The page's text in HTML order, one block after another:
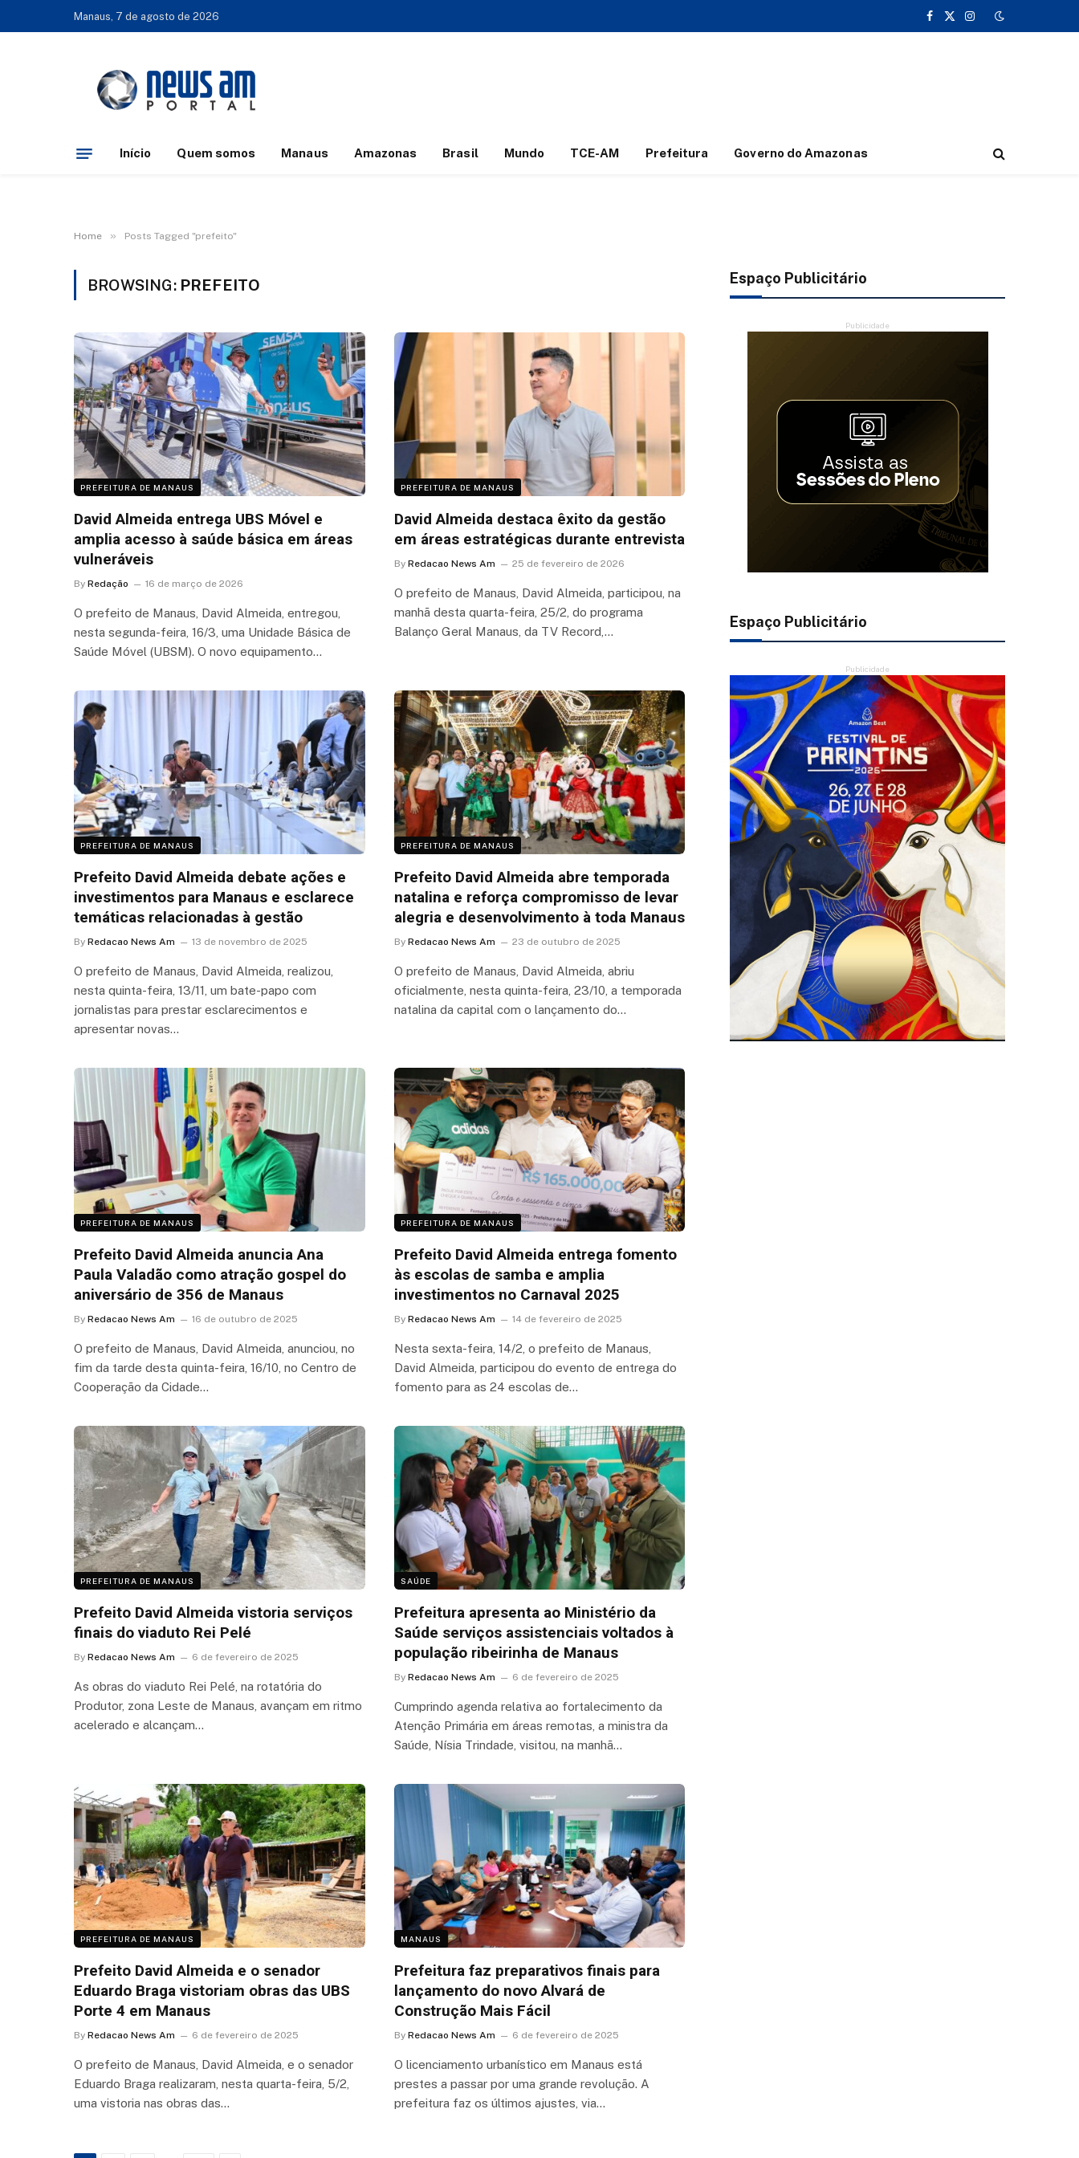
Manaus, 7 de agosto de 2026
Facebook
X
Instagram
Início Quem somos Manaus Amazonas Brasil Mundo TCE-AM Prefeitura Governo do Amazonas
Home » Posts Tagged "prefeito"
BROWSING: PREFEITO
PREFEITURA DE MANAUS
David Almeida entrega UBS Móvel e
amplia acesso à saúde básica em áreas
vulneráveis
By Redação 16 de março de 2026
O prefeito de Manaus, David Almeida, entregou,
nesta segunda-feira, 16/3, uma Unidade Básica de
Saúde Móvel (UBSM). O novo equipamento…
PREFEITURA DE MANAUS
David Almeida destaca êxito da gestão
em áreas estratégicas durante entrevista
By Redacao News Am 25 de fevereiro de 2026
O prefeito de Manaus, David Almeida, participou, na
manhã desta quarta-feira, 25/2, do programa
Balanço Geral Manaus, da TV Record,…
PREFEITURA DE MANAUS
Prefeito David Almeida debate ações e
investimentos para Manaus e esclarece
temáticas relacionadas à gestão
By Redacao News Am 13 de novembro de 2025
O prefeito de Manaus, David Almeida, realizou,
nesta quinta-feira, 13/11, um bate-papo com
jornalistas para prestar esclarecimentos e
apresentar novas…
PREFEITURA DE MANAUS
Prefeito David Almeida abre temporada
natalina e reforça compromisso de levar
alegria e desenvolvimento à toda Manaus
By Redacao News Am 23 de outubro de 2025
O prefeito de Manaus, David Almeida, abriu
oficialmente, nesta quinta-feira, 23/10, a temporada
natalina da capital com o lançamento do…
PREFEITURA DE MANAUS
Prefeito David Almeida anuncia Ana
Paula Valadão como atração gospel do
aniversário de 356 de Manaus
By Redacao News Am 16 de outubro de 2025
O prefeito de Manaus, David Almeida, anunciou, no
fim da tarde desta quinta-feira, 16/10, no Centro de
Cooperação da Cidade…
PREFEITURA DE MANAUS
Prefeito David Almeida entrega fomento
às escolas de samba e amplia
investimentos no Carnaval 2025
By Redacao News Am 14 de fevereiro de 2025
Nesta sexta-feira, 14/2, o prefeito de Manaus,
David Almeida, participou do evento de entrega do
fomento para as 24 escolas de…
PREFEITURA DE MANAUS
Prefeito David Almeida vistoria serviços
finais do viaduto Rei Pelé
By Redacao News Am 6 de fevereiro de 2025
As obras do viaduto Rei Pelé, na rotatória do
Produtor, zona Leste de Manaus, avançam em ritmo
acelerado e alcançam…
SAÚDE
Prefeitura apresenta ao Ministério da
Saúde serviços assistenciais voltados à
população ribeirinha de Manaus
By Redacao News Am 6 de fevereiro de 2025
Cumprindo agenda relativa ao fortalecimento da
Atenção Primária em áreas remotas, a ministra da
Saúde, Nísia Trindade, visitou, na manhã…
PREFEITURA DE MANAUS
Prefeito David Almeida e o senador
Eduardo Braga vistoriam obras das UBS
Porte 4 em Manaus
By Redacao News Am 6 de fevereiro de 2025
O prefeito de Manaus, David Almeida, e o senador
Eduardo Braga realizaram, nesta quarta-feira, 5/2,
uma vistoria nas obras das…
MANAUS
Prefeitura faz preparativos finais para
lançamento do novo Alvará de
Construção Mais Fácil
By Redacao News Am 6 de fevereiro de 2025
O licenciamento urbanístico em Manaus está
prestes a passar por uma grande revolução. A
prefeitura faz os últimos ajustes, via…
Espaço Publicitário
Publicidade
Espaço Publicitário
Publicidade